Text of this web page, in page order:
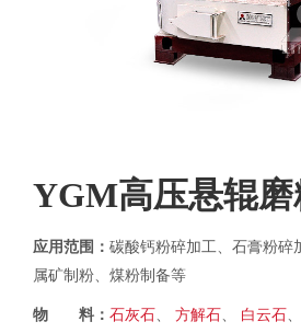
YGM高压悬辊磨
应用范围： 碳酸钙粉碎加工、石膏粉碎
属矿制粉、煤粉制备等
物 料： 石灰石 方解石 白云石